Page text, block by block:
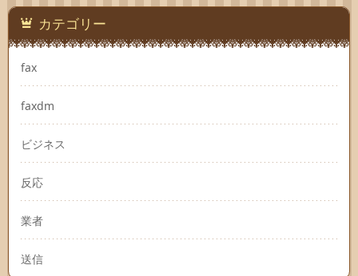
カテゴリー
fax
faxdm
ビジネス
反応
業者
送信